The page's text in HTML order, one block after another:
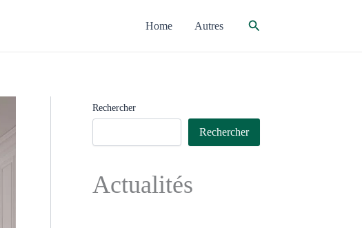
Home Autres Rechercher
Rechercher
Rechercher
Actualités